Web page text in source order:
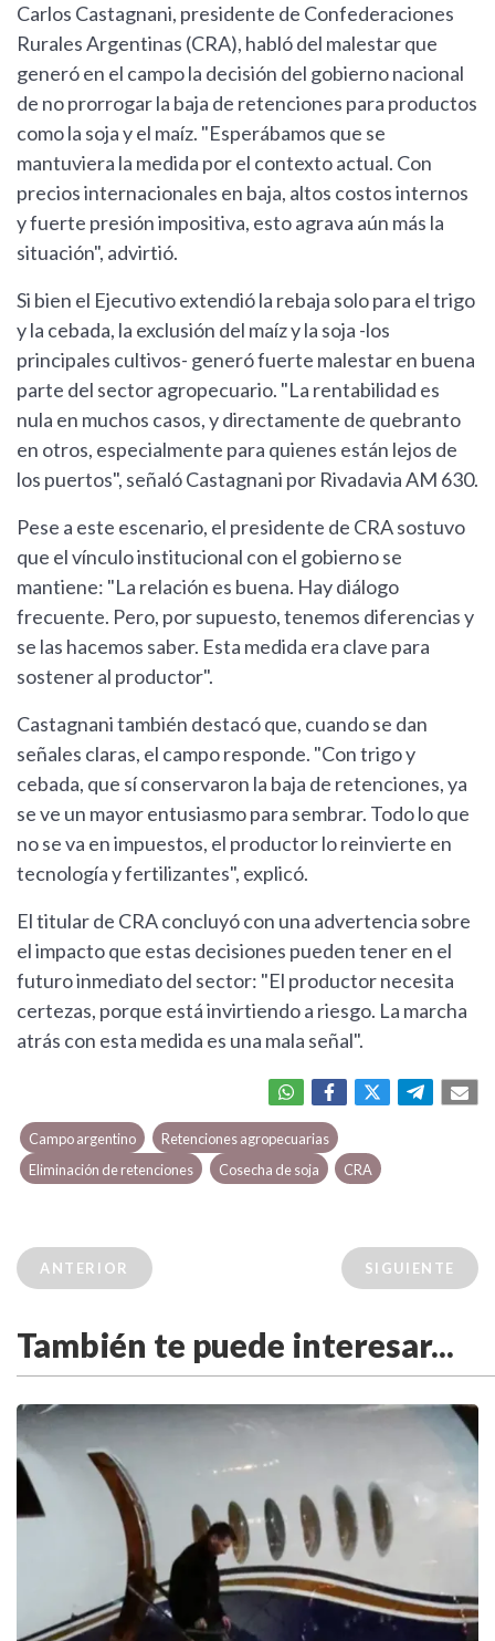
Carlos Castagnani, presidente de Confederaciones
Rurales Argentinas (CRA), habló del malestar que
generó en el campo la decisión del gobierno nacional
de no prorrogar la baja de retenciones para productos
como la soja y el maíz. "Esperábamos que se
mantuviera la medida por el contexto actual. Con
precios internacionales en baja, altos costos internos
y fuerte presión impositiva, esto agrava aún más la
situación", advirtió.
Si bien el Ejecutivo extendió la rebaja solo para el trigo
y la cebada, la exclusión del maíz y la soja -los
principales cultivos- generó fuerte malestar en buena
parte del sector agropecuario. "La rentabilidad es
nula en muchos casos, y directamente de quebranto
en otros, especialmente para quienes están lejos de
los puertos", señaló Castagnani por Rivadavia AM 630.
Pese a este escenario, el presidente de CRA sostuvo
que el vínculo institucional con el gobierno se
mantiene: "La relación es buena. Hay diálogo
frecuente. Pero, por supuesto, tenemos diferencias y
se las hacemos saber. Esta medida era clave para
sostener al productor".
Castagnani también destacó que, cuando se dan
señales claras, el campo responde. "Con trigo y
cebada, que sí conservaron la baja de retenciones, ya
se ve un mayor entusiasmo para sembrar. Todo lo que
no se va en impuestos, el productor lo reinvierte en
tecnología y fertilizantes", explicó.
El titular de CRA concluyó con una advertencia sobre
el impacto que estas decisiones pueden tener en el
futuro inmediato del sector: "El productor necesita
certezas, porque está invirtiendo a riesgo. La marcha
atrás con esta medida es una mala señal".
Campo argentino
Retenciones agropecuarias
Eliminación de retenciones
Cosecha de soja CRA
ANTERIOR SIGUIENTE
También te puede interesar...